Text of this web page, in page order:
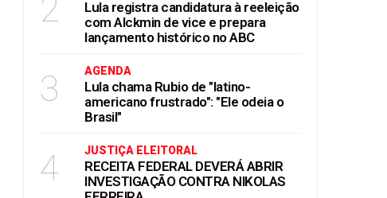
2
Lula registra candidatura à reeleição
com Alckmin de vice e prepara
lançamento histórico no ABC
3 AGENDA
Lula chama Rubio de "latino-
americano frustrado": "Ele odeia o
Brasil"
4 JUSTIÇA ELEITORAL
RECEITA FEDERAL DEVERÁ ABRIR
INVESTIGAÇÃO CONTRA NIKOLAS